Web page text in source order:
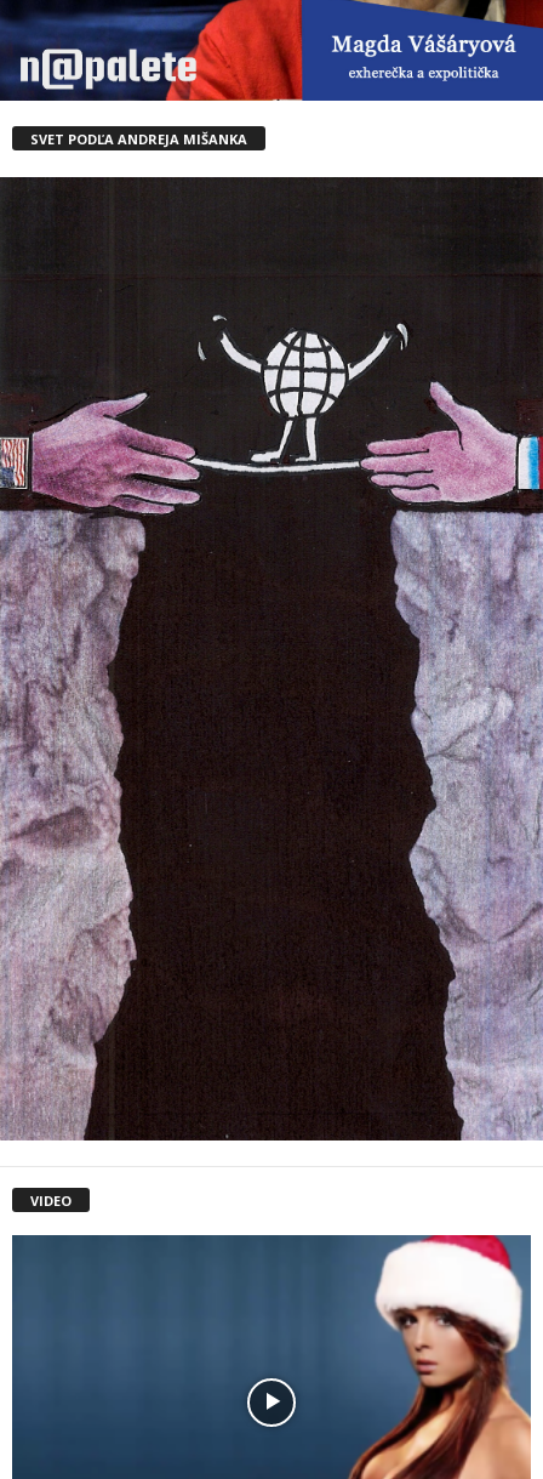
SVET PODĽA ANDREJA MIŠANKA
VIDEO